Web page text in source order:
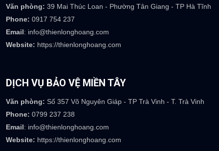
Email: info@thienlonghoang.com
Website:https://thienlonghoang.com
Văn phòng: 39 Mai Thúc Loan - Phường Tân Giang - TP Hà Tĩnh
Phone:
0917 754 237
Email: info@thienlonghoang.com
Website:https://thienlonghoang.com